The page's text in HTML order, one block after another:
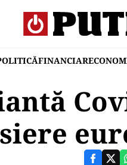
FINANCIAR